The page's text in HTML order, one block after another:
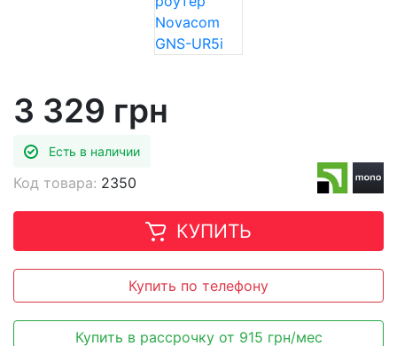
3 329 грн
Есть в наличии
Код товара: 2350
КУПИТЬ
Купить по телефону
Купить в рассрочку от 915 грн/мес